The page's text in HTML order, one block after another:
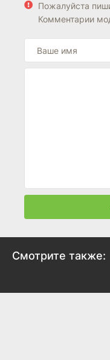
Пожалуйста
Комментарии
Смотрите также: